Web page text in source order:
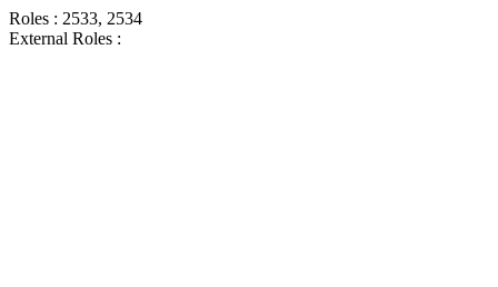
Roles : 2533, 2534
External Roles :